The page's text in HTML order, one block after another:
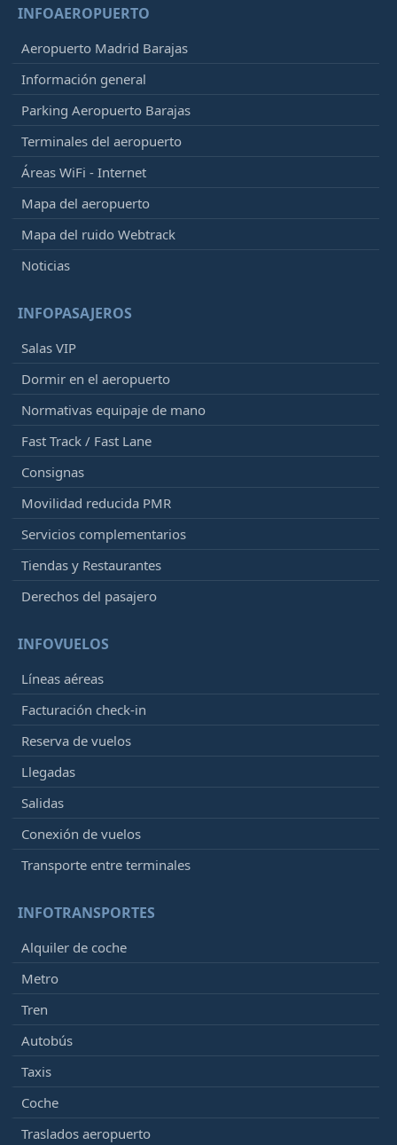
INFOAEROPUERTO
Aeropuerto Madrid Barajas
Información general
Parking Aeropuerto Barajas
Terminales del aeropuerto
Áreas WiFi - Internet
Mapa del aeropuerto
Mapa del ruido Webtrack
Noticias
INFOPASAJEROS
Salas VIP
Dormir en el aeropuerto
Normativas equipaje de mano
Fast Track / Fast Lane
Consignas
Movilidad reducida PMR
Servicios complementarios
Tiendas y Restaurantes
Derechos del pasajero
INFOVUELOS
Líneas aéreas
Facturación check-in
Reserva de vuelos
Llegadas
Salidas
Conexión de vuelos
Transporte entre terminales
INFOTRANSPORTES
Alquiler de coche
Metro
Tren
Autobús
Taxis
Coche
Traslados aeropuerto